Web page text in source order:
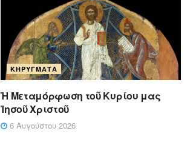
ΚΗΡΎΓΜΑΤΑ
Ἡ Μεταμόρφωση τοῦ Κυρίου μας
Ἰησοῦ Χριστοῦ
6 Αυγούστου 2026